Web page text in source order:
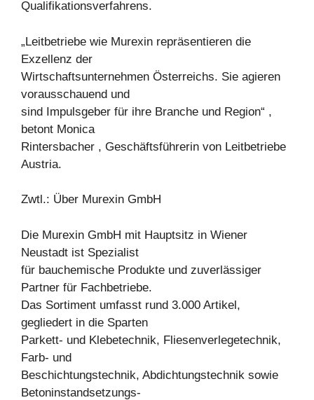
Qualifikationsverfahrens.
„Leitbetriebe wie Murexin repräsentieren die
Exzellenz der
Wirtschaftsunternehmen Österreichs. Sie agieren
vorausschauend und
sind Impulsgeber für ihre Branche und Region“ ,
betont Monica
Rintersbacher , Geschäftsführerin von Leitbetriebe
Austria.
Zwtl.: Über Murexin GmbH
Die Murexin GmbH mit Hauptsitz in Wiener
Neustadt ist Spezialist
für bauchemische Produkte und zuverlässiger
Partner für Fachbetriebe.
Das Sortiment umfasst rund 3.000 Artikel,
gegliedert in die Sparten
Parkett- und Klebetechnik, Fliesenverlegetechnik,
Farb- und
Beschichtungstechnik, Abdichtungstechnik sowie
Betoninstandsetzungs-